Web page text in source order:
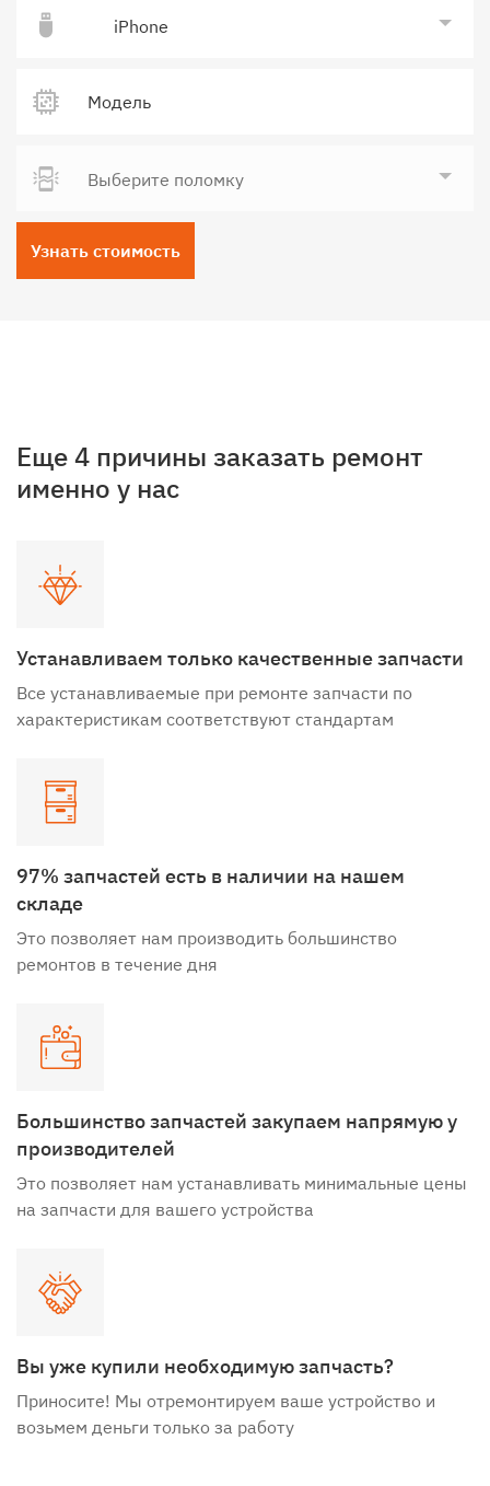
iPhone
Выберите поломку
Узнать стоимость
Еще 4 причины заказать ремонт
именно у нас
Устанавливаем только качественные запчасти
Все устанавливаемые при ремонте запчасти по
характеристикам соответствуют стандартам
97% запчастей есть в наличии на нашем
складе
Это позволяет нам производить большинство
ремонтов в течение дня
Большинство запчастей закупаем напрямую у
производителей
Это позволяет нам устанавливать минимальные цены
на запчасти для вашего устройства
Вы уже купили необходимую запчасть?
Приносите! Мы отремонтируем ваше устройство и
возьмем деньги только за работу